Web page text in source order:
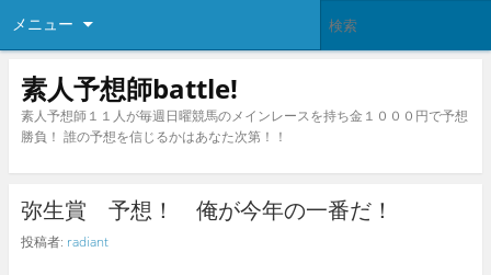
メニュー
素人予想師battle!
素人予想師１１人が毎週日曜競馬のメインレースを持ち金１０００円で予想
勝負！ 誰の予想を信じるかはあなた次第！！
弥生賞 予想！ 俺が今年の一番だ！
投稿者: radiant